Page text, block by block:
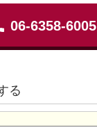
06-6358-6005
る